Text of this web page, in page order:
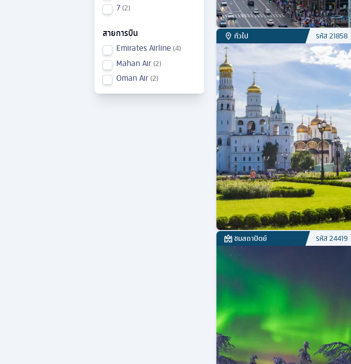
7 2
สายการบิน
Emirates Airline 4
Mahan Air 2
Oman Air 2
ทั่วไป รหัส21858
ชมสถาปัตย์ รหัส24419